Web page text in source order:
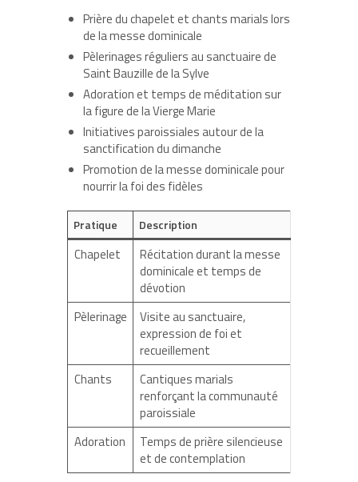
Prière du chapelet et chants marials lors
de la messe dominicale
Pèlerinages réguliers au sanctuaire de
Saint Bauzille de la Sylve
Adoration et temps de méditation sur
la figure de la Vierge Marie
Initiatives paroissiales autour de la
sanctification du dimanche
Promotion de la messe dominicale pour
nourrir la foi des fidèles
Pratique Description
Chapelet
Récitation durant la messe
dominicale et temps de
dévotion
Pèlerinage
Visite au sanctuaire,
expression de foi et
recueillement
Chants
Cantiques marials
renforçant la communauté
paroissiale
Adoration
Temps de prière silencieuse
et de contemplation